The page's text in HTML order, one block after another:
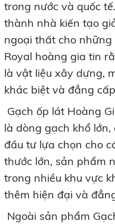
trong nước và quốc
thành nhà kiến tạo
ngoại thất cho
Royal hoàng gia tin
là vật liệu xây dựng,
khác biệt và đẳng
Gạch ốp lát Hoàng
là dòng gạch khổ
đầu tư lựa chọn cho
thước lớn, sản phẩm
trong nhiều khu vực
thêm hiện đại và
Ngoài sản phẩm